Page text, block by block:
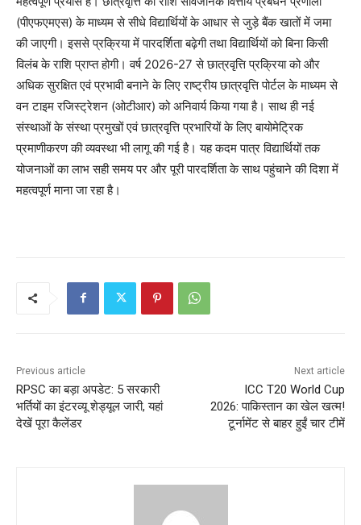
(पीएफएमएस) के माध्यम से सीधे विद्यार्थियों के आधार से जुड़े बैंक खातों में जमा
की जाएगी। इससे प्रक्रिया में पारदर्शिता बढ़ेगी तथा विद्यार्थियों को बिना किसी
विलंब के राशि प्राप्त होगी। वर्ष 2026-27 से छात्रवृत्ति प्रक्रिया को और
अधिक सुरक्षित एवं प्रभावी बनाने के लिए राष्ट्रीय छात्रवृत्ति पोर्टल के माध्यम से
वन टाइम रजिस्ट्रेशन (ओटीआर) को अनिवार्य किया गया है। साथ ही नई
संस्थाओं के संस्था प्रमुखों एवं छात्रवृत्ति प्रभारियों के लिए बायोमेट्रिक
प्रमाणीकरण की व्यवस्था भी लागू की गई है। यह कदम पात्र विद्यार्थियों तक
योजनाओं का लाभ सही समय पर और पूरी पारदर्शिता के साथ पहुंचाने की दिशा में
महत्वपूर्ण माना जा रहा है।
Previous article
RPSC का बड़ा अपडेट: 5 सरकारी
भर्तियों का इंटरव्यू शेड्यूल जारी, यहां
देखें पूरा कैलेंडर
Next article
ICC T20 World Cup
2026: पाकिस्तान का खेल खत्म!
टूर्नामेंट से बाहर हुईं चार टीमें